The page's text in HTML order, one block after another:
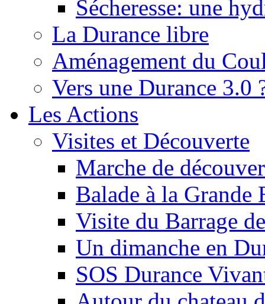
Sécheresse: une
La Durance libre
Aménagement du
Vers une Durance 3.0
Les Actions
Visites et Découverte
Marche de
Balade à la Grande
Visite du Barrage
Un dimanche en
SOS Durance